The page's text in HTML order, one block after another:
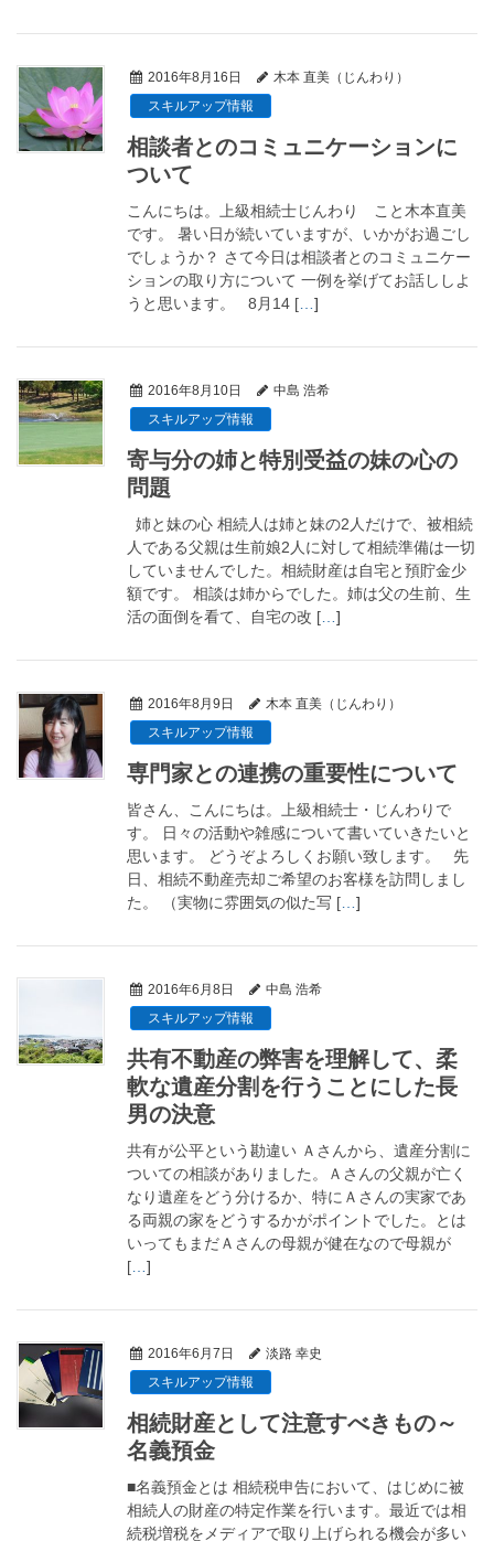
2016年8月16日
木本 直美（じんわり）
スキルアップ情報
相談者とのコミュニケーションに
ついて
こんにちは。上級相続士じんわり こと木本直美
です。 暑い日が続いていますが、いかがお過ごし
でしょうか？ さて今日は相談者とのコミュニケー
ションの取り方について 一例を挙げてお話ししよ
うと思います。 8月14 [
]
2016年8月10日
中島 浩希
スキルアップ情報
寄与分の姉と特別受益の妹の心の
問題
姉と妹の心 相続人は姉と妹の2人だけで、被相続
人である父親は生前娘2人に対して相続準備は一切
していませんでした。相続財産は自宅と預貯金少
額です。 相談は姉からでした。姉は父の生前、生
活の面倒を看て、自宅の改 [
]
2016年8月9日
木本 直美（じんわり）
スキルアップ情報
専門家との連携の重要性について
皆さん、こんにちは。上級相続士・じんわりで
す。 日々の活動や雑感について書いていきたいと
思います。 どうぞよろしくお願い致します。 先
日、相続不動産売却ご希望のお客様を訪問しまし
た。 （実物に雰囲気の似た写 [
]
2016年6月8日
中島 浩希
スキルアップ情報
共有不動産の弊害を理解して、柔
軟な遺産分割を行うことにした長
男の決意
共有が公平という勘違い Ａさんから、遺産分割に
ついての相談がありました。Ａさんの父親が亡く
なり遺産をどう分けるか、特にＡさんの実家であ
る両親の家をどうするかがポイントでした。とは
いってもまだＡさんの母親が健在なので母親が
[
]
2016年6月7日
淡路 幸史
スキルアップ情報
相続財産として注意すべきもの～
名義預金
■名義預金とは 相続税申告において、はじめに被
相続人の財産の特定作業を行います。最近では相
続税増税をメディアで取り上げられる機会が多い